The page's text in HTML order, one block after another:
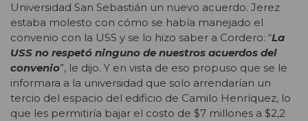
Universidad San Sebastián un nuevo acuerdo. Jerez
estaba molesto con cómo se había manejado el
convenio con la USS y se lo hizo saber a Cordero: “La
USS no respetó ninguno de nuestros acuerdos del
convenio”, le dijo. Y en vista de eso propuso que se le
informara a la universidad que solo arrendarían un
tercio del espacio del edificio de Camilo Henríquez, lo
que les permitiría bajar el costo de $7 millones a $2,2